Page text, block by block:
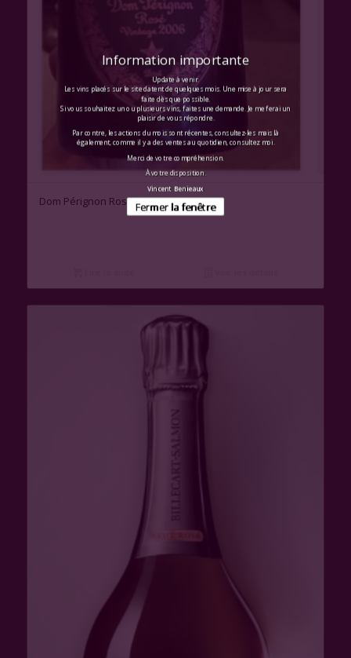
Dom Pérignon Rosé
Information importante
Update à venir.
Les vins placés sur le site datent de quelques mois. Une mise à jour sera
faite dès que possible.
Si vous souhaitez un ou plusieurs vins, faites une demande. Je me ferai un
plaisir de vous répondre.
Par contre, les actions du mois sont récentes, consultez-les mais là
également, comme il y a des ventes au quotidien, consultez moi.
Merci de votre compréhension.
À votre disposition.
Vincent Benieaux
Fermer la fenêtre